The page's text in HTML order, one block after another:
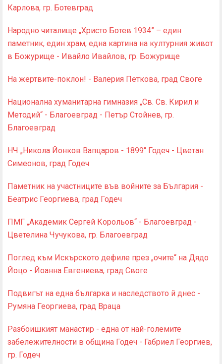
Карлова, гр. Ботевград
Народно читалище „Христо Ботев 1934” – един
паметник, един храм, една картина на културния живот
в Божурище - Ивайло Ивайлов, гр. Божурище
На жертвите-поклон! - Валерия Петкова, град Своге
Национална хуманитарна гимназия „Св. Св. Кирил и
Методий“ - Благоевград - Петър Стойнев, гр.
Благоевград
НЧ „Никола Йонков Вапцаров - 1899“ Годеч - Цветан
Симеонов, град Годеч
Паметник на участниците във войните за България -
Беатрис Георгиева, град Годеч
ПМГ „Академик Сергей Корольов“ - Благоевград -
Цветелина Чучукова, гр. Благоевград
Поглед към Искърското дефиле през „очите“ на Дядо
Йоцо - Йоанна Евгениева, град Своге
Подвигът на една българка и наследството й днес -
Румяна Георгиева, град Враца
Разбоишкият манастир - една от най-големите
забележителности в община Годеч - Габриел Георгиев,
гр. Годеч